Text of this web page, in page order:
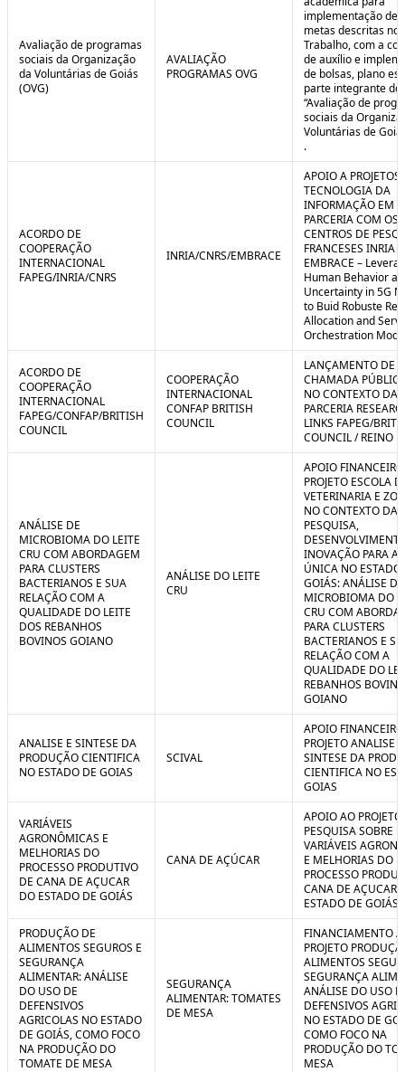
Avaliação de programas
sociais da Organização
da Voluntárias de Goiás
(OVG)
AVALIAÇÃO
PROGRAMAS OVG
implementação de
metas descritas no
Trabalho, com a
de auxílio e
de bolsas, plano
parte integrante do
“Avaliação de
sociais da
Voluntárias de
.
ACORDO DE
COOPERAÇÃO
INTERNACIONAL
FAPEG/INRIA/CNRS
INRIA/CNRS/EMBRACE
APOIO A PROJETOS
TECNOLOGIA DA
INFORMAÇÃO EM
PARCERIA COM OS
CENTROS DE
FRANCESES INRIA
EMBRACE –
Human Behavior
Uncertainty in 5G
to Buid Robuste
Allocation and
Orchestration
ACORDO DE
COOPERAÇÃO
INTERNACIONAL
FAPEG/CONFAP/BRITISH
COUNCIL
COOPERAÇÃO
INTERNACIONAL
CONFAP BRITISH
COUNCIL
LANÇAMENTO DE
CHAMADA
NO CONTEXTO DA
PARCERIA
LINKS FAPEG/
COUNCIL / REINO
ANÁLISE DE
MICROBIOMA DO LEITE
CRU COM ABORDAGEM
PARA CLUSTERS
BACTERIANOS E SUA
RELAÇÃO COM A
QUALIDADE DO LEITE
DOS REBANHOS
BOVINOS GOIANO
ANÁLISE DO LEITE
CRU
APOIO
PROJETO ESCOLA
VETERINARIA E
NO CONTEXTO DA
PESQUISA,
INOVAÇÃO PARA A
ÚNICA NO ESTADO
GOIÁS: ANÁLISE DE
MICROBIOMA DO
CRU COM
PARA CLUSTERS
BACTERIANOS E
RELAÇÃO COM A
QUALIDADE DO
REBANHOS
GOIANO
ANALISE E SINTESE DA
PRODUÇÃO CIENTIFICA
NO ESTADO DE GOIAS
SCIVAL
APOIO
PROJETO ANALISE E
SINTESE DA
CIENTIFICA NO
GOIAS
VARIÁVEIS
AGRONÔMICAS E
MELHORIAS DO
PROCESSO PRODUTIVO
DE CANA DE AÇUCAR
DO ESTADO DE GOIÁS
CANA DE AÇÚCAR
APOIO AO
PESQUISA SOBRE
VARIÁVEIS
E MELHORIAS DO
PROCESSO
CANA DE AÇUCAR
ESTADO DE GOIÁS
PRODUÇÃO DE
ALIMENTOS SEGUROS E
SEGURANÇA
ALIMENTAR: ANÁLISE
DO USO DE
DEFENSIVOS
AGRICOLAS NO ESTADO
DE GOIÁS, COMO FOCO
NA PRODUÇÃO DO
TOMATE DE MESA
SEGURANÇA
ALIMENTAR: TOMATES
DE MESA
FINANCIAMENTO
PROJETO
ALIMENTOS
SEGURANÇA
ANÁLISE DO USO
DEFENSIVOS
NO ESTADO DE
COMO FOCO NA
PRODUÇÃO DO
MESA